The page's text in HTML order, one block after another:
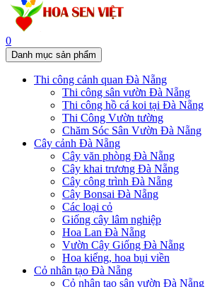
0
Danh mục sản phẩm
Thi công cảnh quan Đà Nẵng
Thi công sân vườn Đà Nẵng
Thi công hồ cá koi tại Đà Nẵng
Thi Công Vườn tường
Chăm Sóc Sân Vườn Đà Nẵng
Cây cảnh Đà Nẵng
Cây văn phòng Đà Nẵng
Cây khai trương Đà Nẵng
Cây công trình Đà Nẵng
Cây Bonsai Đà Nẵng
Các loại cỏ
Giống cây lâm nghiệp
Hoa Lan Đà Nẵng
Vườn Cây Giống Đà Nẵng
Hoa kiểng, hoa bụi viền
Cỏ nhân tạo Đà Nẵng
Cỏ nhân tạo sân vườn Đà Nẵng